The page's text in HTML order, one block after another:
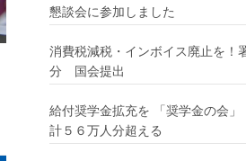
懇談会に参加しました
消費税減税・インボイス廃止を！
分 国会提出
給付奨学金拡充を 「奨学金の会
計５６万人分超える